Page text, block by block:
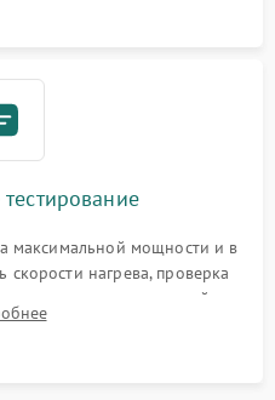
максимальной мощности и в
нагрева, проверка
при достижении заданной
утечек тока.